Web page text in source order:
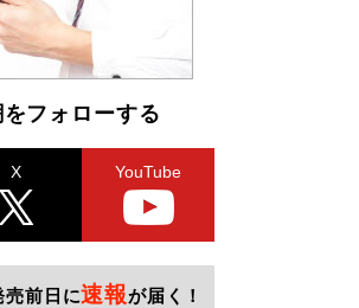
フォローする
X YouTube
売前日に速報が届く！